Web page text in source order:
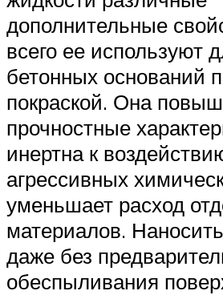
дополнительные
всего ее используют
бетонных оснований
покраской. Она
прочностные
инертна к
агрессивных
уменьшает расход
материалов.
даже без
обеспыливания